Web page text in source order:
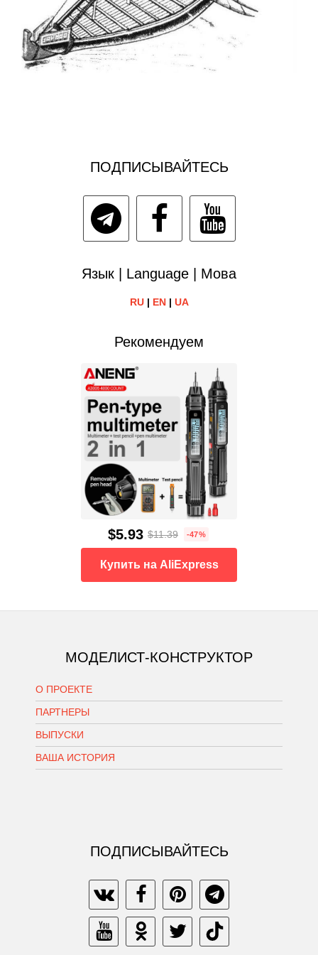
ПОДПИСЫВАЙТЕСЬ
Язык | Language | Мова
RU| EN| UA
Рекомендуем
$5.93 $11.39 -47%
Купить на AliExpress
МОДЕЛИСТ-КОНСТРУКТОР
О ПРОЕКТЕ
ПАРТНЕРЫ
ВЫПУСКИ
ВАША ИСТОРИЯ
ПОДПИСЫВАЙТЕСЬ